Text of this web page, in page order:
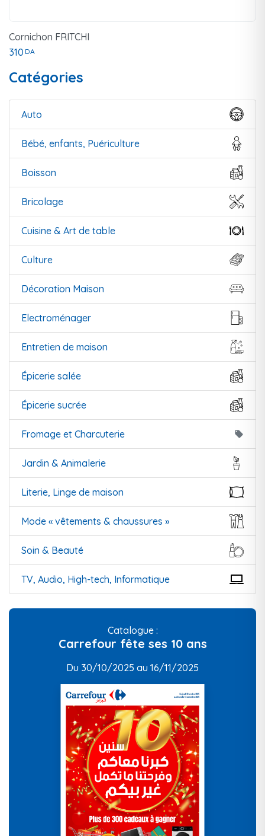
Catégories
Auto
Bébé, enfants, Puériculture
Boisson
Bricolage
Cuisine & Art de table
Culture
Décoration Maison
Electroménager
Entretien de maison
Épicerie salée
Épicerie sucrée
Fromage et Charcuterie local_offer
Jardin & Animalerie
Literie, Linge de maison
Mode « vêtements & chaussures »
Soin & Beauté
TV, Audio, High-tech, Informatique
Catalogue :
Carrefour fête ses 10 ans
Du 30/10/2025 au 16/11/2025
Cornichon FRITCHI
310 DA